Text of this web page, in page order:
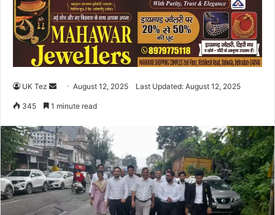
UK Tez
d
a
n
e
m
a
August 12, 2025 Last Updated: August 12, 2025
345 1 minute read